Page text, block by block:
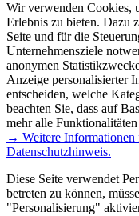
Wir verwenden Cookies,
Erlebnis zu bieten. Dazu
Seite und für die
Unternehmensziele
anonymen
Anzeige personalisierter
entscheiden, welche
beachten Sie, dass auf
mehr alle
→ Weitere Informationen
Datenschutzhinweis.
Diese Seite verwendet
betreten zu können,
"Personalisierung"